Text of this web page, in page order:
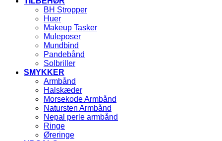
BH Stropper
Huer
Makeup Tasker
Muleposer
Mundbind
Pandebånd
Solbriller
SMYKKER
Armbånd
Halskæder
Morsekode Armbånd
Natursten Armbånd
Nepal perle armbånd
Ringe
Øreringe